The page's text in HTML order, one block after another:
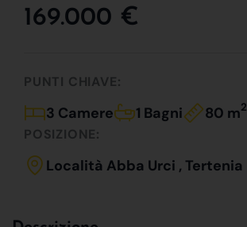
169.000 €
PUNTI CHIAVE:
3 Camere 1 Bagni 80 m2
POSIZIONE:
Località Abba Urci , Tertenia